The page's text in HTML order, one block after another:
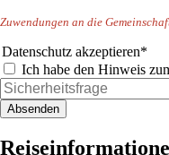
Zuwendungen an die
Pflichtfeld
Datenschutz akzeptieren*
Ich habe den Hinweis
Absenden